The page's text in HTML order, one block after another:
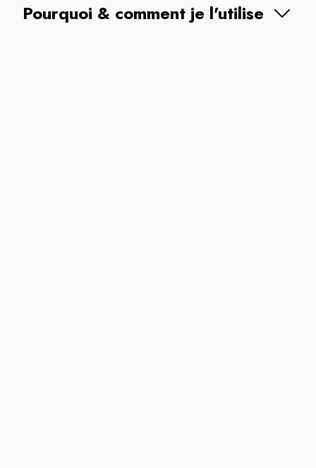
Pourquoi & comment je l'utilise